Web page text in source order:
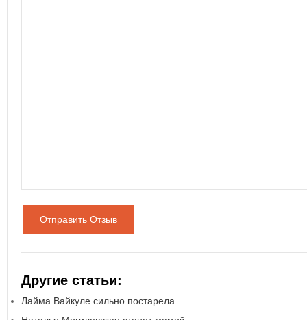
Отправить Отзыв
Другие статьи:
Лайма Вайкуле сильно постарела